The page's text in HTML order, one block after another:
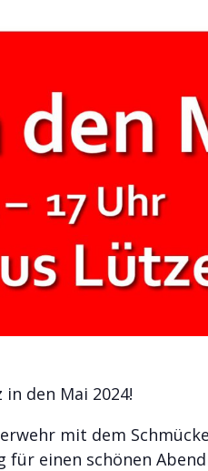
den Mai 2024!
mit dem
einen schönen